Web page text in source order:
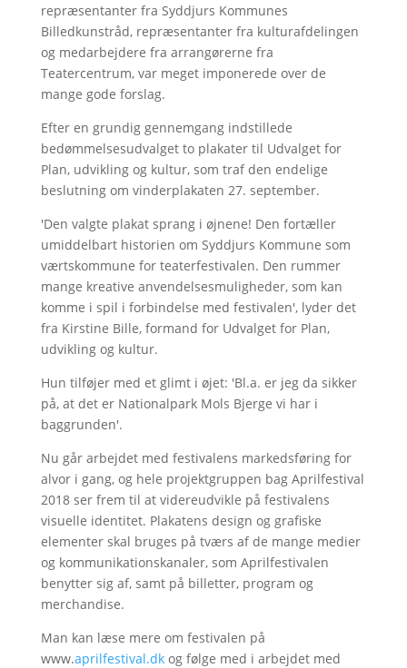
repræsentanter fra Syddjurs Kommunes
Billedkunstråd, repræsentanter fra kulturafdelingen
og medarbejdere fra arrangørerne fra
Teatercentrum, var meget imponerede over de
mange gode forslag.
Efter en grundig gennemgang indstillede
bedømmelsesudvalget to plakater til Udvalget for
Plan, udvikling og kultur, som traf den endelige
beslutning om vinderplakaten 27. september.
'Den valgte plakat sprang i øjnene! Den fortæller
umiddelbart historien om Syddjurs Kommune som
værtskommune for teaterfestivalen. Den rummer
mange kreative anvendelsesmuligheder, som kan
komme i spil i forbindelse med festivalen', lyder det
fra Kirstine Bille, formand for Udvalget for Plan,
udvikling og kultur.
Hun tilføjer med et glimt i øjet: 'Bl.a. er jeg da sikker
på, at det er Nationalpark Mols Bjerge vi har i
baggrunden'.
Nu går arbejdet med festivalens markedsføring for
alvor i gang, og hele projektgruppen bag Aprilfestival
2018 ser frem til at videreudvikle på festivalens
visuelle identitet. Plakatens design og grafiske
elementer skal bruges på tværs af de mange medier
og kommunikationskanaler, som Aprilfestivalen
benytter sig af, samt på billetter, program og
merchandise.
Man kan læse mere om festivalen på
www.aprilfestival.dkog følge med i arbejdet med